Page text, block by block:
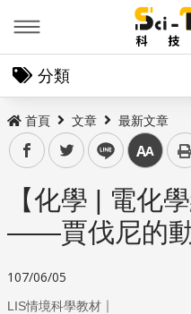
分類
首頁 文章 最新文章
facebooktwitter line 中
【化學 | 電化
——賈伐尼的動
107/06/05
LIS情境科學教材 ｜